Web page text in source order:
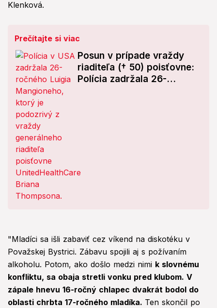
Klenková.
Prečítajte si viac
Posun v prípade vraždy
riaditeľa († 50) poisťovne:
Polícia zadržala 26-
"Mladíci sa išli zabaviť cez víkend na diskotéku v
Považskej Bystrici. Zábavu spojili aj s požívaním
alkoholu. Potom, ako došlo medzi nimi k slovnému
konfliktu, sa obaja stretli vonku pred klubom. V
zápale hnevu 16-ročný chlapec dvakrát bodol do
oblasti chrbta 17-ročného mladíka. Ten skončil po